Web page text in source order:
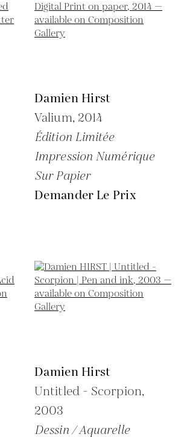
Damien Hirst
Valium, 2014
Édition Limitée
Impression Numérique
Sur Papier
Demander Le Prix
Damien Hirst
Untitled - Scorpion,
2003
Dessin / Aquarelle